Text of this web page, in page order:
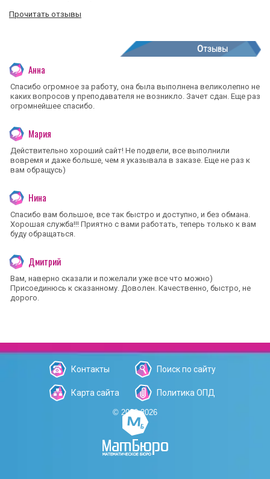
Прочитать отзывы
Отзывы
Анна
Спасибо огромное за работу, она была выполнена великолепно не
каких вопросов у преподавателя не возникло. Зачет сдан. Еще раз
огромнейшее спасибо.
Мария
Действительно хороший сайт! Не подвели, все выполнили
вовремя и даже больше, чем я указывала в заказе. Еще не раз к
вам обращусь)
Нина
Спасибо вам большое, все так быстро и доступно, и без обмана.
Хорошая служба!!! Приятно с вами работать, теперь только к вам
буду обращаться.
Дмитрий
Вам, наверно сказали и пожелали уже все что можно)
Присоединюсь к сказанному. Доволен. Качественно, быстро, не
дорого.
Контакты Поиск по сайту
Карта сайта Политика ОПД
© 2006-2026